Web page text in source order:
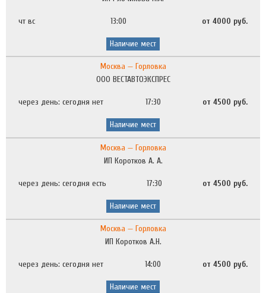
чт вс 13:00 от 4000 руб.
Наличие мест
Москва — Горловка
ООО ВЕСТАВТОЭКСПРЕС
через день: сегодня нет 17:30 от 4500 руб.
Наличие мест
Москва — Горловка
ИП Коротков А. А.
через день: сегодня есть 17:30 от 4500 руб.
Наличие мест
Москва — Горловка
ИП Коротков А.Н.
через день: сегодня нет 14:00 от 4500 руб.
Наличие мест